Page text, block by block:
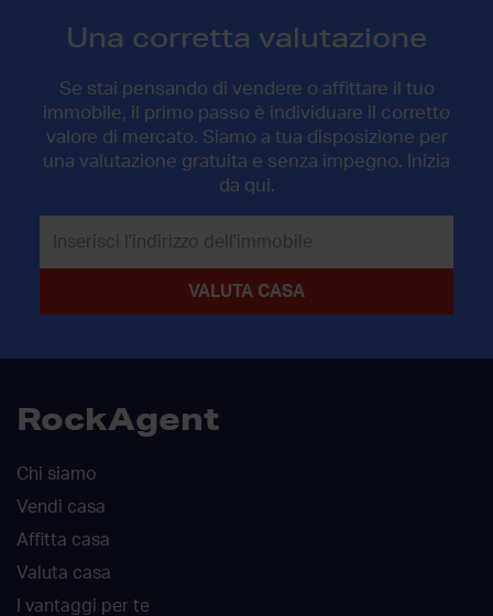
Una corretta valutazione
Se stai pensando di vendere o affittare il tuo
immobile, il primo passo è individuare il corretto
valore di mercato. Siamo a tua disposizione per
una valutazione gratuita e senza impegno. Inizia
da qui.
RockAgent
Chi siamo
Vendi casa
Affitta casa
Valuta casa
I vantaggi per te